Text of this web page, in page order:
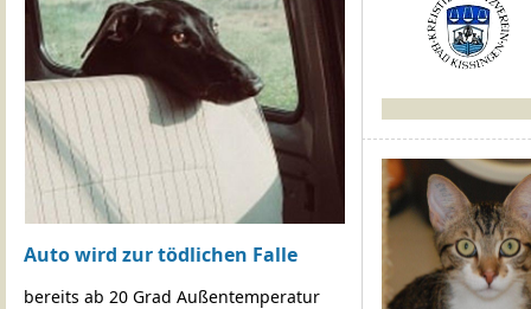
Auto wird zur tödlichen Falle
bereits ab 20 Grad Außentemperatur